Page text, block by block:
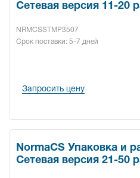
Сетевая версия 11-20
NRMCSSTMP3507
Срок поставки: 5-7 дней
Запросить цену
NormaCS Упаковка и
Сетевая версия 21-50